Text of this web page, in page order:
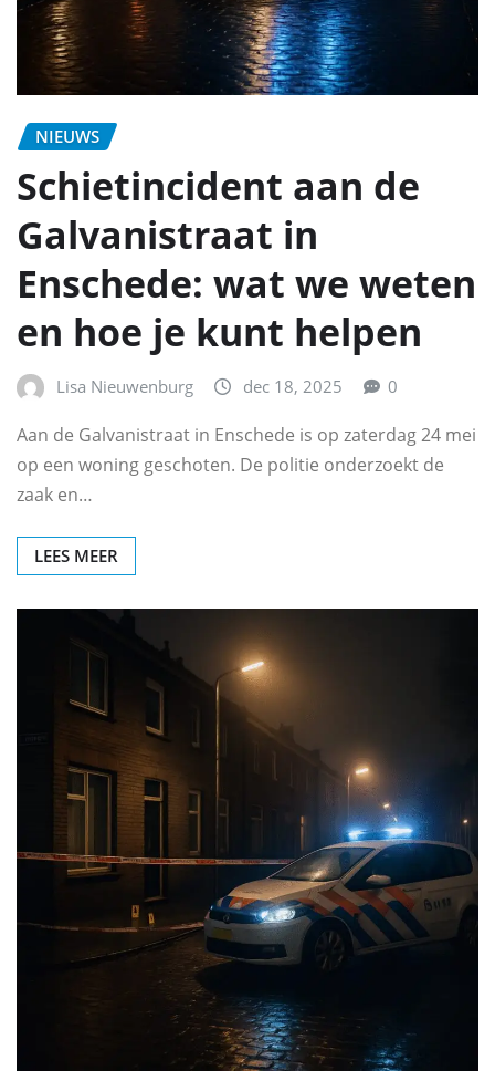
NIEUWS
Schietincident aan de
Galvanistraat in
Enschede: wat we weten
en hoe je kunt helpen
Lisa Nieuwenburg dec 18, 2025 0
Aan de Galvanistraat in Enschede is op zaterdag 24 mei
op een woning geschoten. De politie onderzoekt de
zaak en…
LEES MEER